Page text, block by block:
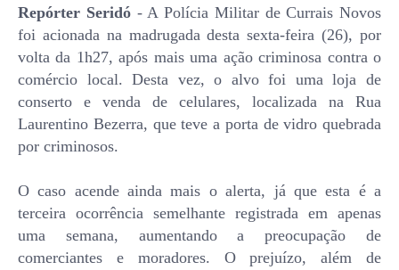
Repórter Seridó- A Polícia Militar de Currais Novos
foi acionada na madrugada desta sexta-feira (26), por
volta da 1h27, após mais uma ação criminosa contra o
comércio local. Desta vez, o alvo foi uma loja de
conserto e venda de celulares, localizada na Rua
Laurentino Bezerra, que teve a porta de vidro quebrada
por criminosos.
O caso acende ainda mais o alerta, já que esta é a
terceira ocorrência semelhante registrada em apenas
uma semana, aumentando a preocupação de
comerciantes e moradores. O prejuízo, além de